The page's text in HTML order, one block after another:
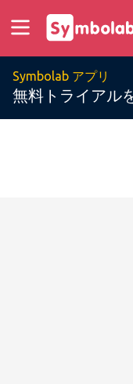
Symbolab アプリ
無料トライアル